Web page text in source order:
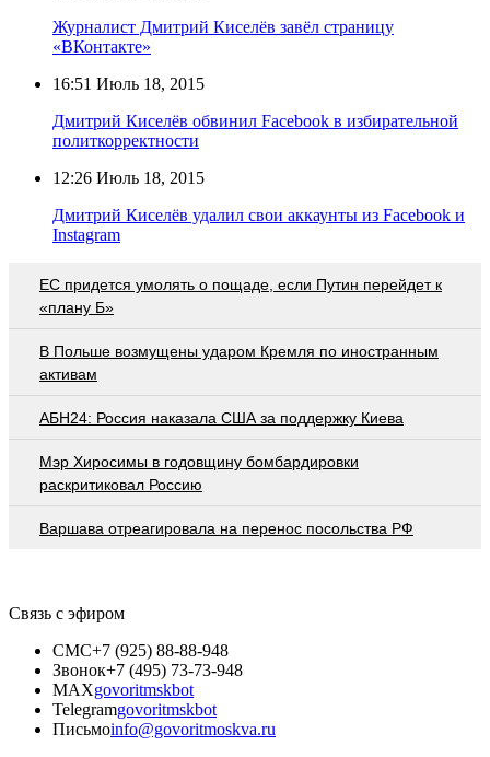
Журналист Дмитрий Киселёв завёл страницу
«ВКонтакте»
16:51 Июль 18, 2015
Дмитрий Киселёв обвинил Facebook в избирательной
политкорректности
12:26 Июль 18, 2015
Дмитрий Киселёв удалил свои аккаунты из Facebook и
Instagram
EC придется умолять о пощаде, если Путин перейдет к
«плану Б»
В Польше возмущены ударом Кремля по иностранным
активам
АБН24: Россия наказала США за поддержку Киева
Мэр Хиросимы в годовщину бомбардировки
раскритиковал Россию
Варшава отреагировала на перенос посольства РФ
Связь с эфиром
СМС+7 (925) 88-88-948
Звонок+7 (495) 73-73-948
MAXgovoritmskbot
Telegramgovoritmskbot
Письмоinfo@govoritmoskva.ru